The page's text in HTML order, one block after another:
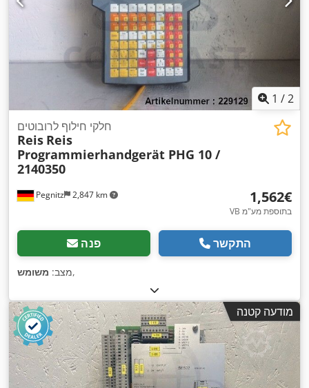
1 /2
Pegnitz 2,847 km
חלקי חילוף לרובוטים
Reis Reis
Programmierhandgerät PHG 10 /
2140350
‏1,562 ‏€
VB בתוספת מע"מ
פנה התקשר
מצב: משומש ,
מודעה קטנה